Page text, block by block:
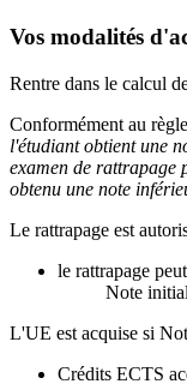
Vos modalités
Rentre dans le calcul
Conformément au
l'étudiant obtient une
examen de rattrapage
obtenu une note
Le rattrapage est
le rattrapage
Note
L'UE est acquise si
Crédits ECTS